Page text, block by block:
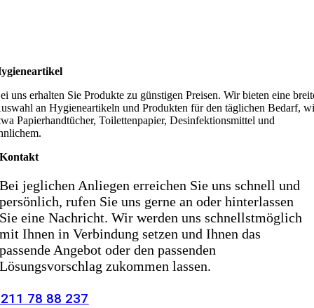
uns erhalten Sie Produkte zu günstigen Preisen. Wir bieten eine
an Hygieneartikeln und Produkten für den täglichen Bedarf,
Papierhandtücher, Toilettenpapier, Desinfektionsmittel und
Kontakt
Bei jeglichen Anliegen erreichen Sie uns schnell und
persönlich, rufen Sie uns gerne an oder hinterlassen
Sie eine Nachricht. Wir werden uns schnellstmöglich
mit Ihnen in Verbindung setzen und Ihnen das
passende Angebot oder den passenden
Lösungsvorschlag zukommen lassen.
78 88 237